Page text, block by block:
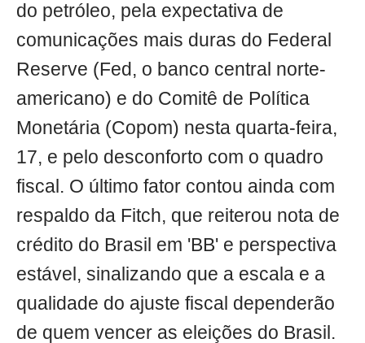
do petróleo, pela expectativa de
comunicações mais duras do Federal
Reserve (Fed, o banco central norte-
americano) e do Comitê de Política
Monetária (Copom) nesta quarta-feira,
17, e pelo desconforto com o quadro
fiscal. O último fator contou ainda com
respaldo da Fitch, que reiterou nota de
crédito do Brasil em 'BB' e perspectiva
estável, sinalizando que a escala e a
qualidade do ajuste fiscal dependerão
de quem vencer as eleições do Brasil.